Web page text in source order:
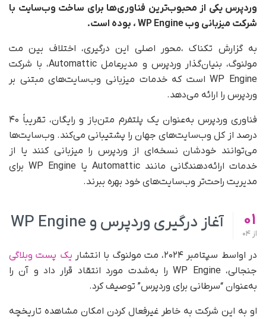
وردپرس یکی از محبوب‌ترین فناوری‌ها برای ساخت وب‌سایت‌ با
شرکت میزبانی وب WP Engine ، بوده است.
به گزارش تکناک ،محور اصلی این درگیری، اختلاف بین مت
مولنوگ، بنیان‌گذار وردپرس و مدیرعامل Automattic، با شرکت
WP Engine است که خدمات میزبانی وب‌سایت‌های مبتنی بر
وردپرس را ارائه می‌دهد.
فناوری وردپرس به‌عنوان یک پلتفرم متن‌باز و رایگان، تقریباً ۴۰
درصد از کل وب‌سایت‌های جهان را پشتیبانی می‌کند. وب‌سایت‌ها
می‌توانند خودشان نسخه‌ای از وردپرس را میزبانی کنند یا از
خدمات ارائه‌دهندگانی مانند Automattic یا WP Engine برای
مدیریت راحت‌تر وب‌سایت‌های خود بهره ببرند.
01
از
آغاز درگیری وردپرس و WP Engine
در اواسط سپتامبر ۲۰۲۴، مت مولنوگ با انتشار
یک پست وبلاگی
جنجالی، WP Engine را به‌شدت مورد انتقاد قرار داد و آن را
به‌عنوان “سرطانی برای وردپرس” توصیف کرد.
او به این شرکت به خاطر غیرفعال کردن امکان مشاهده تاریخچه